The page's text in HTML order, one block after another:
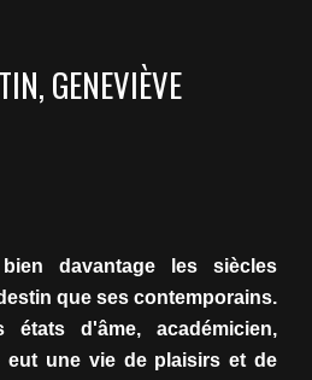
GENEVIÈVE
davantage les siècles
que ses contemporains.
d'âme, académicien,
eut une vie de plaisirs et de